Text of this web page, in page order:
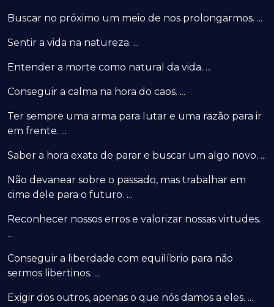
Buscar no próximo um meio de nos prolongarmos. ...
Sentir a vida na natureza. ...
Entender a morte como natural da vida. ...
Conseguir a calma na hora do caos. ...
Ter sempre uma arma para lutar e uma razão para ir
em frente. ...
Saber a hora exata de parar e buscar um algo novo. ...
Não devanear sobre o passado, mas trabalhar em
cima dele para o futuro. ...
Reconhecer nossos erros e valorizar nossas virtudes.
...
Conseguir a liberdade com equilíbrio para não
sermos libertinos. ...
Exigir dos outros, apenas o que nós damos a eles. ...